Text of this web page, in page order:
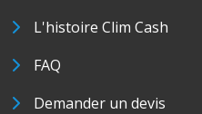
L'histoire Clim Cash
FAQ
Demander un devis